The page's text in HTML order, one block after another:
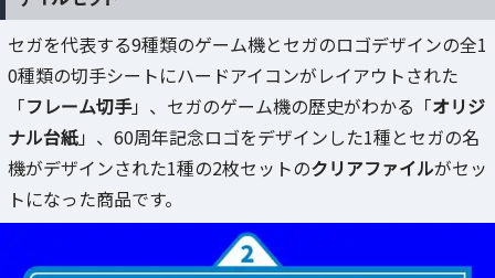
セガを代表する9種類のゲーム機とセガのロゴデザインの全1
0種類の切手シートにハードアイコンがレイアウトされた
「フレーム切手」、セガのゲーム機の歴史がわかる「オリジ
ナル台紙」、60周年記念ロゴをデザインした1種とセガの名
機がデザインされた1種の2枚セットのクリアファイルがセッ
トになった商品です。